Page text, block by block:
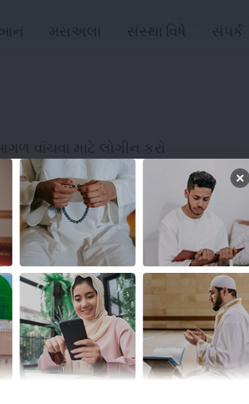
મસઅલા સંસ્થા વિષે સંપર્ક
વાંચવા માટે લોગીન કરો
લોગિન
લિંક્સ
મહત્વપૂર્ણ લિંક્સ